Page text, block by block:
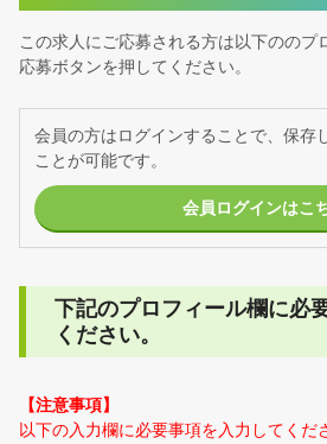
この求人にご応募される方は以下ののプ
応募ボタンを押してください。
会員の方はログインすることで、保存
ことが可能です。
会員ログインはこ
下記のプロフィール欄に必
ください。
【注意事項】
以下の入力欄に必要事項を入力してくだ